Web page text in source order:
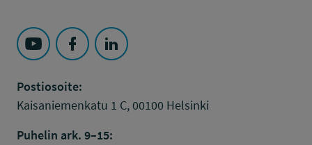
Seuraa Työsuojelurahasto kohteessa: YouTube
Seuraa Työsuojelurahasto kohteessa:
Seuraa Työsuojelurahasto kohteessa:
Postiosoite:
Kaisaniemenkatu 1 C, 00100 Helsinki
Puhelin ark. 9–15: